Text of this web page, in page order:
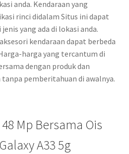
anda. Kendaraan yang
rinci didalam Situs ini dapat
yang ada di lokasi anda.
kendaraan dapat berbeda
harga yang tercantum di
dengan produk dan
pemberitahuan di awalnya.
Mp Bersama Ois
A33 5g